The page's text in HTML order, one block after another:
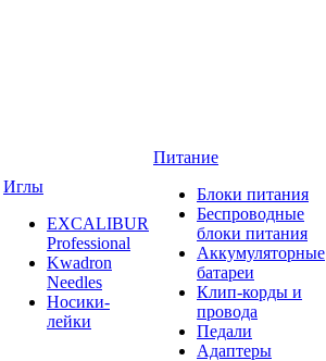
Иглы
EXCALIBUR
Professional
Kwadron
Needles
Носики-
лейки
Питание
Блоки питания
Беспроводные
блоки питания
Аккумуляторные
батареи
Клип-корды и
провода
Педали
Адаптеры